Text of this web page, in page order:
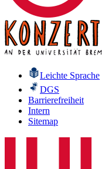
Leichte Sprache
DGS
Barrierefreiheit
Intern
Sitemap